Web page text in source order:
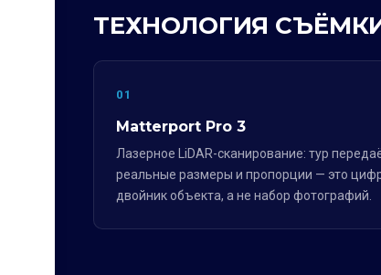
ТЕХНОЛОГИЯ
01
Matterport Pro 3
Лазерное LiDAR-сканирование: тур
реальные размеры и пропорции — это
двойник объекта, а не набор фотографий.